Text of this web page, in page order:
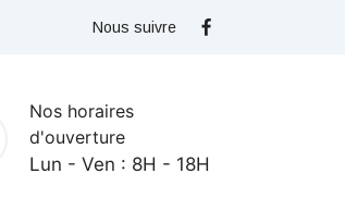
Nous suivre
Nos horaires
d'ouverture
Lun - Ven : 8H - 18H